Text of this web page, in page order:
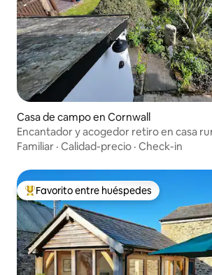
Casa de campo en Cornwall
Encantador y acogedor retiro en casa
dormitorio
Familiar · Calidad-precio · Check-in
Favorito entre huéspedes preferido
Favorito entre huéspedes